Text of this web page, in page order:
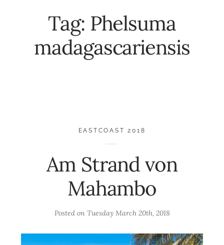
Tag: Phelsuma
madagascariensis
EASTCOAST 2018
Am Strand von
Mahambo
Posted on Tuesday March 20th, 2018